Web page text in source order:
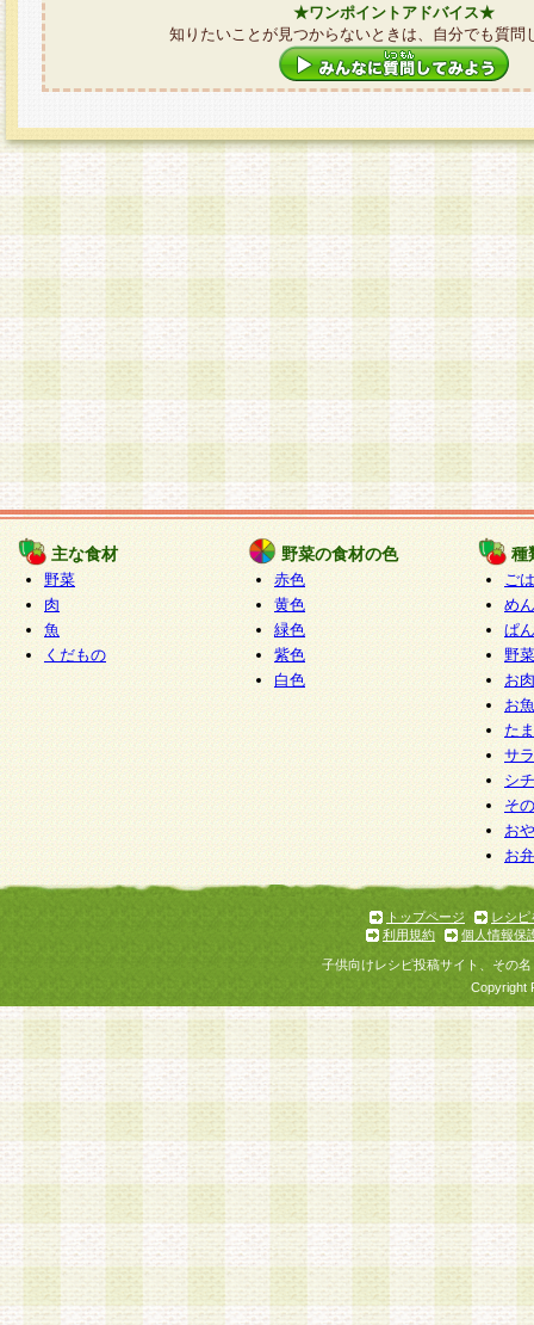
★ワンポイントアドバイス★
知りたいことが見つからないときは、自分でも質問
主な食材
野菜
肉
魚
くだもの
野菜の食材の色
赤色
黄色
緑色
紫色
白色
種
ご
めん
ぱん
野
お
お
た
サ
シ
そ
お
お
トップページ
レシピ
利用規約
個人情報保
子供向けレシピ投稿サイト、その
Copyright